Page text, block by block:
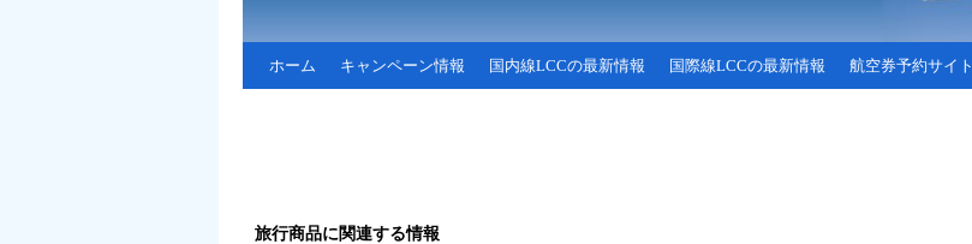
ホーム キャンペーン情報 国内線LCCの最新情報 国際線LCCの最新情報 航空券予約サイト
旅行商品に関連する情報